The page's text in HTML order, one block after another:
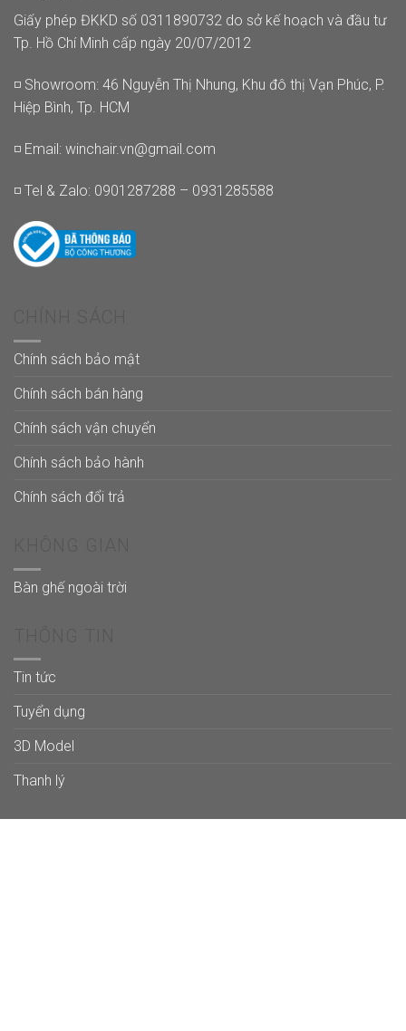
Giấy phép ĐKKD số 0311890732 do sở kế hoạch và đầu tư
Tp. Hồ Chí Minh cấp ngày 20/07/2012
◽ Showroom: 46 Nguyễn Thị Nhung, Khu đô thị Vạn Phúc, P.
Hiệp Bình, Tp. HCM
◽ Email: winchair.vn@gmail.com
◽ Tel & Zalo: 0901287288 – 0931285588
Chính sách bảo mật
Chính sách bán hàng
Chính sách vận chuyển
Chính sách bảo hành
Chính sách đổi trả
Bàn ghế ngoài trời
Tin tức
Tuyển dụng
3D Model
Thanh lý